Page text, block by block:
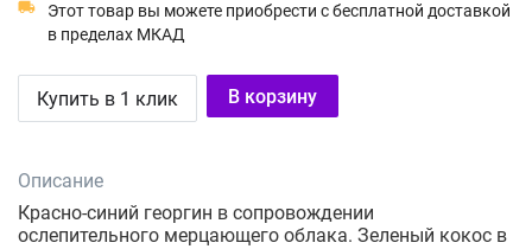
Этот товар вы можете приобрести с бесплатной доставкой
в пределах МКАД
Купить в 1 клик В корзину
Описание
Красно-синий георгин в сопровождении
ослепительного мерцающего облака. Зеленый кокос в